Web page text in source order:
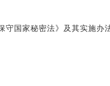
国家秘密法》及其实施办